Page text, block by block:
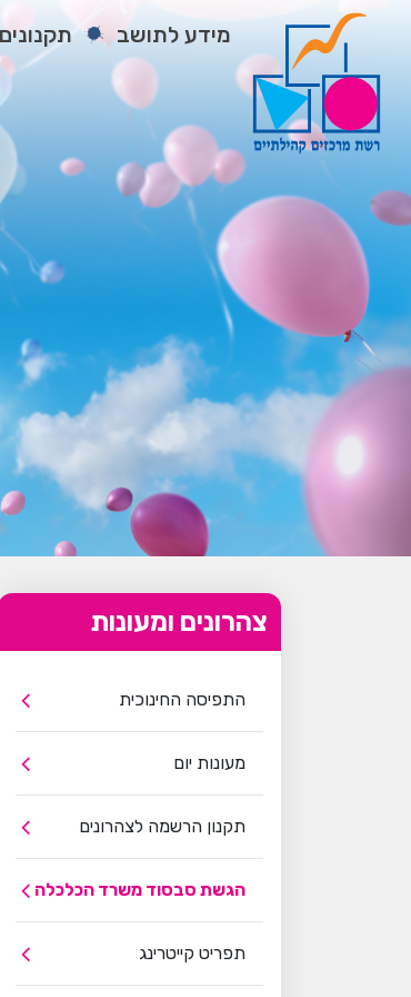
מידע לתושב
צהרונים ומעונות
התפיסה החינוכית
מעונות יום
תקנון הרשמה לצהרונים
הגשת סבסוד משרד הכלכלה
תפריט קייטרינג